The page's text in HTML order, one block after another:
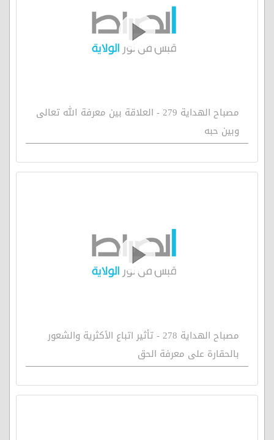
مصباح الهداية 279 - العلاقة بين معرفة الله تعالى
وبين حبه
مصباح الهداية 278 - تأثير اتباع الأكثرية والشعور
بالحقارة على معرفة الحق